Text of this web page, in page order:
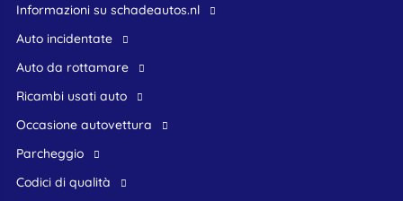
Informazioni su schadeautos.nl
Auto incidentate
Auto da rottamare
Ricambi usati auto
occasione autovettura
Parcheggio
Codici di qualità